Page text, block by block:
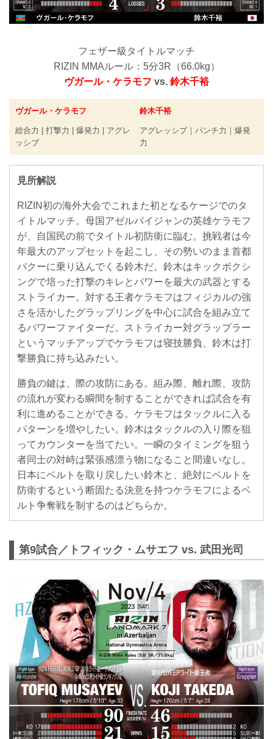
フェザー級タイトルマッチ
RIZIN MMAルール：5分3R（66.0kg）
ヴガール・ケラモフ vs. 鈴木千裕
ヴガール・ケラモフ
総合力 | 打撃力 | 爆発力 | アグレ
ッシブ
鈴木千裕
アグレッシブ｜パンチ力｜爆発
力
見所解説
RIZIN初の海外大会でこれまた初となるケージでのタ
イトルマッチ。母国アゼルバイジャンの英雄ケラモフ
が、自国民の前でタイトル初防衛に臨む。挑戦者は今
年最大のアップセットを起こし、その勢いのまま首都
バクーに乗り込んでくる鈴木だ。鈴木はキックボクシ
ングで培った打撃のキレとパワーを最大の武器とする
ストライカー。対する王者ケラモフはフィジカルの強
さを活かしたグラップリングを中心に試合を組み立て
るパワーファイターだ。ストライカー対グラップラー
というマッチアップでケラモフは寝技勝負、鈴木は打
撃勝負に持ち込みたい。
勝負の鍵は、際の攻防にある。組み際、離れ際、攻防
の流れが変わる瞬間を制することができれば試合を有
利に進めることができる。ケラモフはタックルに入る
パターンを増やしたい。鈴木はタックルの入り際を狙
ってカウンターを当てたい。一瞬のタイミングを狙う
者同士の対峙は緊張感漂う物になること間違いなし。
日本にベルトを取り戻したい鈴木と、絶対にベルトを
防衛するという断固たる決意を持つケラモフによるベ
ルト争奪戦を制するのはどちらか。
第9試合／トフィック・ムサエフ vs. 武田光司